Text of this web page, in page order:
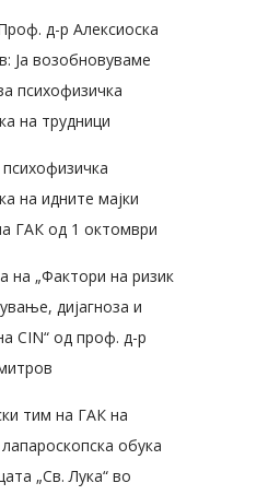
д-р Алексиоска
Ја возобновуваме
психофизичка
на трудници
на идните мајки
ГАК од 1 октомври
на „Фактори на ризик
дијагноза и
CIN“ од проф. д-р
тим на ГАК на
обука
„Св. Лука“ во